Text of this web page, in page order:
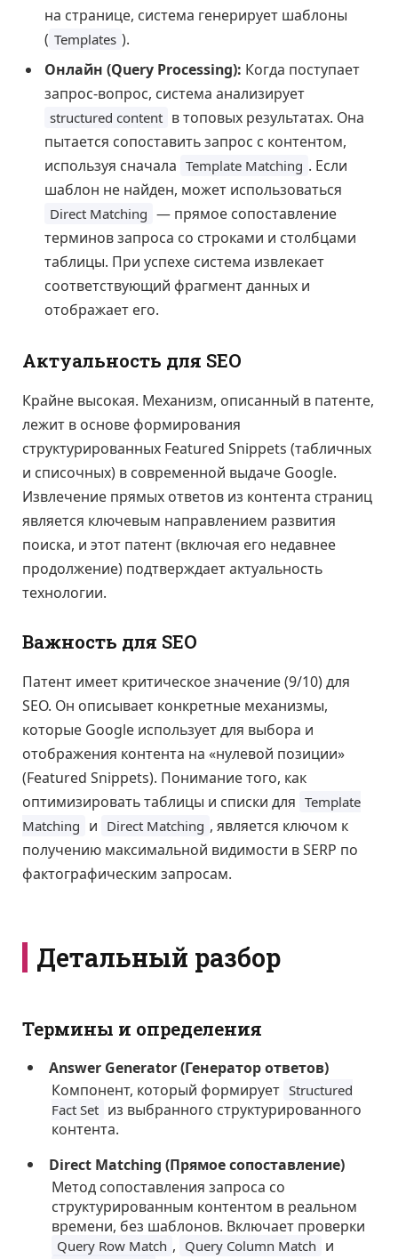
на странице, система генерирует шаблоны
( Templates ).
Онлайн (Query Processing): Когда поступает
запрос-вопрос, система анализирует
structured content в топовых результатах. Она
пытается сопоставить запрос с контентом,
используя сначала Template Matching . Если
шаблон не найден, может использоваться
Direct Matching — прямое сопоставление
терминов запроса со строками и столбцами
таблицы. При успехе система извлекает
соответствующий фрагмент данных и
отображает его.
Актуальность для SEO
Крайне высокая. Механизм, описанный в патенте,
лежит в основе формирования
структурированных Featured Snippets (табличных
и списочных) в современной выдаче Google.
Извлечение прямых ответов из контента страниц
является ключевым направлением развития
поиска, и этот патент (включая его недавнее
продолжение) подтверждает актуальность
технологии.
Важность для SEO
Патент имеет критическое значение (9/10) для
SEO. Он описывает конкретные механизмы,
которые Google использует для выбора и
отображения контента на «нулевой позиции»
(Featured Snippets). Понимание того, как
оптимизировать таблицы и списки для Template
Matching и Direct Matching , является ключом к
получению максимальной видимости в SERP по
фактографическим запросам.
Детальный разбор
Термины и определения
Answer Generator (Генератор ответов)
Компонент, который формирует Structured
Fact Set из выбранного структурированного
контента.
Direct Matching (Прямое сопоставление)
Метод сопоставления запроса со
структурированным контентом в реальном
времени, без шаблонов. Включает проверки
Query Row Match , Query Column Match и